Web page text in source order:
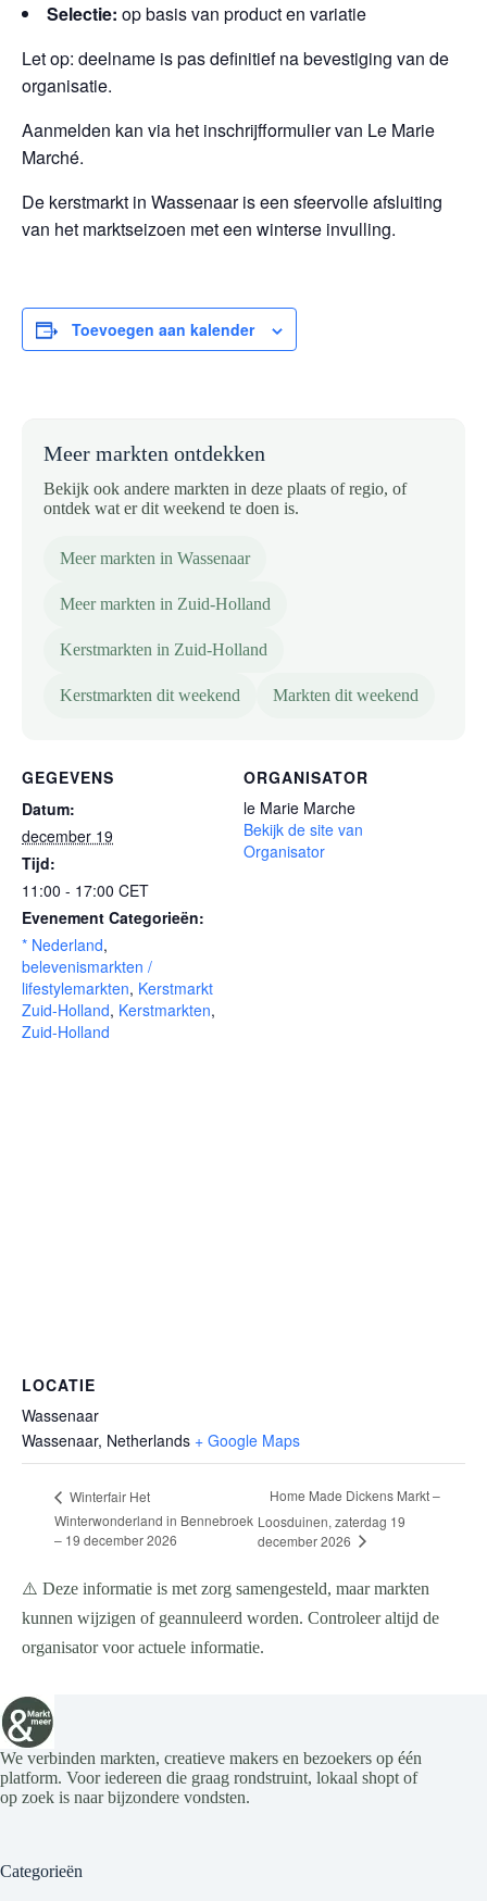
Selectie: op basis van product en variatie
Let op: deelname is pas definitief na bevestiging van de
organisatie.
Aanmelden kan via het inschrijfformulier van Le Marie
Marché.
De kerstmarkt in Wassenaar is een sfeervolle afsluiting
van het marktseizoen met een winterse invulling.
Toevoegen aan kalender
Meer markten ontdekken
Bekijk ook andere markten in deze plaats of regio, of
ontdek wat er dit weekend te doen is.
Meer markten in Wassenaar
Meer markten in Zuid-Holland
Kerstmarkten in Zuid-Holland
Kerstmarkten dit weekend Markten dit weekend
GEGEVENS
Datum:
december 19
Tijd:
11:00 - 17:00 CET
Evenement Categorieën:
* Nederland,
belevenismarkten /
lifestylemarkten, Kerstmarkt
Zuid-Holland, Kerstmarkten,
Zuid-Holland
ORGANISATOR
le Marie Marche
Bekijk de site van
Organisator
LOCATIE
Wassenaar
Wassenaar, Netherlands + Google Maps
Winterfair Het
Winterwonderland in Bennebroek
– 19 december 2026
Home Made Dickens Markt –
Loosduinen, zaterdag 19
december 2026
⚠️ Deze informatie is met zorg samengesteld, maar markten
kunnen wijzigen of geannuleerd worden. Controleer altijd de
organisator voor actuele informatie.
We verbinden markten, creatieve makers en bezoekers op één
platform. Voor iedereen die graag rondstruint, lokaal shopt of
op zoek is naar bijzondere vondsten.
Categorieën